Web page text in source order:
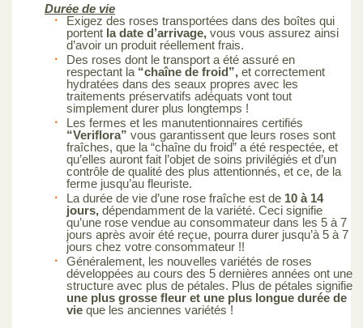
Durée de vie
Exigez des roses transportées dans des boîtes qui
portent la date d’arrivage, vous vous assurez ainsi
d’avoir un produit réellement frais.
Des roses dont le transport a été assuré en
respectant la “chaîne de froid”, et correctement
hydratées dans des seaux propres avec les
traitements préservatifs adéquats vont tout
simplement durer plus longtemps !
Les fermes et les manutentionnaires certifiés
“Veriflora” vous garantissent que leurs roses sont
fraîches, que la “chaîne du froid” a été respectée, et
qu’elles auront fait l’objet de soins privilégiés et d’un
contrôle de qualité des plus attentionnés, et ce, de la
ferme jusqu’au fleuriste.
La durée de vie d’une rose fraîche est de 10 à 14
jours, dépendamment de la variété. Ceci signifie
qu’une rose vendue au consommateur dans les 5 à 7
jours après avoir été reçue, pourra durer jusqu’à 5 à 7
jours chez votre consommateur !!
Généralement, les nouvelles variétés de roses
développées au cours des 5 dernières années ont une
structure avec plus de pétales. Plus de pétales signifie
une plus grosse fleur et une plus longue durée de
vie que les anciennes variétés !